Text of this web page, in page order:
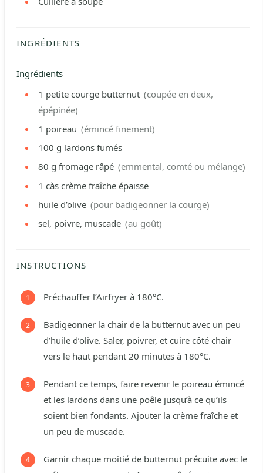
INGRÉDIENTS
Ingrédients
1 petite courge butternut (coupée en deux,
épépinée)
1 poireau (émincé finement)
100 g lardons fumés
80 g fromage râpé (emmental, comté ou mélange)
1 càs crème fraîche épaisse
huile d’olive (pour badigeonner la courge)
sel, poivre, muscade (au goût)
INSTRUCTIONS
Préchauffer l’Airfryer à 180°C.
Badigeonner la chair de la butternut avec un peu
d’huile d’olive. Saler, poivrer, et cuire côté chair
vers le haut pendant 20 minutes à 180°C.
Pendant ce temps, faire revenir le poireau émincé
et les lardons dans une poêle jusqu’à ce qu’ils
soient bien fondants. Ajouter la crème fraîche et
un peu de muscade.
Garnir chaque moitié de butternut précuite avec le